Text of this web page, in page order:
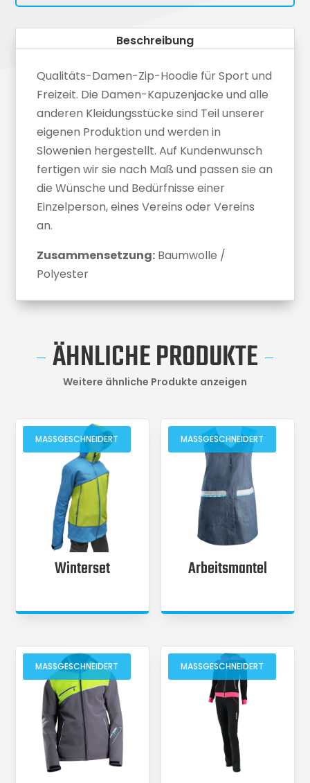
Beschreibung
Qualitäts-Damen-Zip-Hoodie für Sport und
Freizeit. Die Damen-Kapuzenjacke und alle
anderen Kleidungsstücke sind Teil unserer
eigenen Produktion und werden in
Slowenien hergestellt. Auf Kundenwunsch
fertigen wir sie nach Maß und passen sie an
die Wünsche und Bedürfnisse einer
Einzelperson, eines Vereins oder Vereins
an.
Zusammensetzung: Baumwolle /
Polyester
ÄHNLICHE PRODUKTE
Weitere ähnliche Produkte anzeigen
MASSGESCHNEIDERT
Winterset
MASSGESCHNEIDERT
Arbeitsmantel
MASSGESCHNEIDERT MASSGESCHNEIDERT